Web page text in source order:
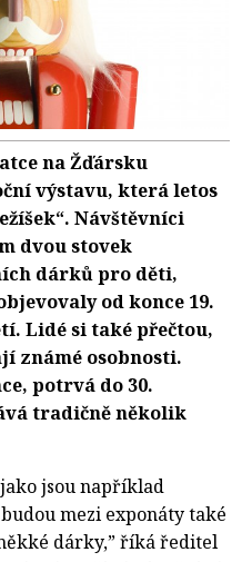
na Žďársku
výstavu, která letos
Návštěvníci
dvou stovek
dárků pro děti,
od konce 19.
Lidé si také přečtou,
známé osobnosti.
potrvá do 30.
tradičně několik
jsou například
mezi exponáty také
dárky,” říká ředitel